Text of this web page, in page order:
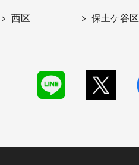
西区 保土ケ谷区